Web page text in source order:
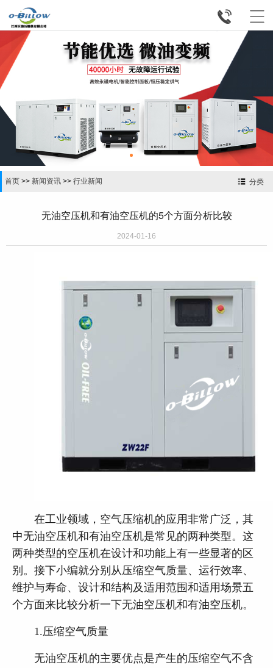


分类
首页 >> 新闻资讯 >> 行业新闻
无油空压机和有油空压机的5个方面分析比较
2024-01-16
在工业领域，空气压缩机的应用非常广泛，其
中无油空压机和有油空压机是常见的两种类型。这
两种类型的空压机在设计和功能上有一些显著的区
别。接下小编就分别从压缩空气质量、运行效率、
维护与寿命、设计和结构及适用范围和适用场景五
个方面来比较分析一下无油空压机和有油空压机。
1.压缩空气质量
无油空压机的主要优点是产生的压缩空气不含